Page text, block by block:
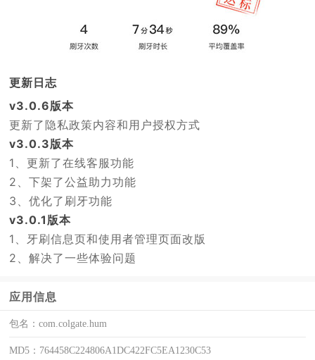
更新日志
v3.0.6版本
更新了隐私政策内容和用户授权方式
v3.0.3版本
1、更新了在线客服功能
2、下架了公益助力功能
3、优化了刷牙功能
v3.0.1版本
1、牙刷信息页和使用者管理页面改版
2、解决了一些体验问题
应用信息
包名：com.colgate.hum
MD5： 764458C224806A1DC422FC5EA1230C53